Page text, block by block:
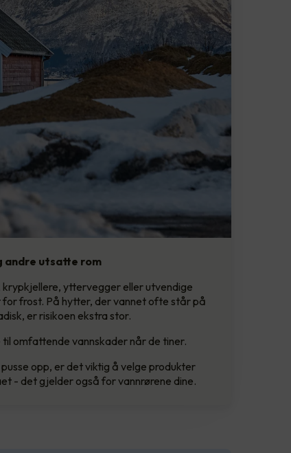
andre utsatte rom
krypkjellere, yttervegger eller utvendige
frost. På hytter, der vannet ofte står på
er risikoen ekstra stor.
til omfattende vannskader når de tiner.
opp, er det viktig å velge produkter
- det gjelder også for vannrørene dine.